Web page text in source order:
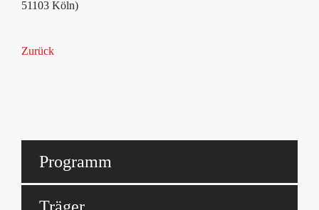
51103 Köln)
Zurück
Programm